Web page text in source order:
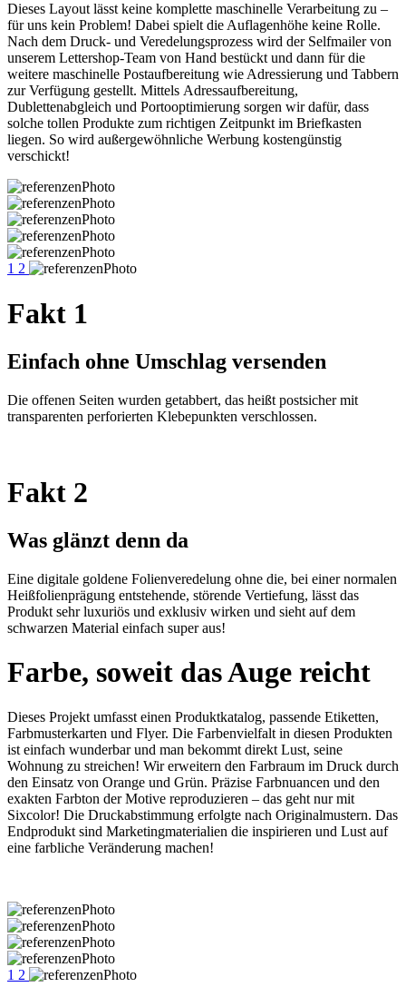
Dieses Layout lässt keine komplette maschinelle Verarbeitung zu –
für uns kein Problem! Dabei spielt die Auflagenhöhe keine Rolle.
Nach dem Druck- und Veredelungsprozess wird der Selfmailer von
unserem Lettershop-Team von Hand bestückt und dann für die
weitere maschinelle Postaufbereitung wie Adressierung und Tabbern
zur Verfügung gestellt. Mittels Adressaufbereitung,
Dublettenabgleich und Portooptimierung sorgen wir dafür, dass
solche tollen Produkte zum richtigen Zeitpunkt im Briefkasten
liegen. So wird außergewöhnliche Werbung kostengünstig
verschickt!
1 2
Fakt 1
Einfach ohne Umschlag versenden
Die offenen Seiten wurden getabbert, das heißt postsicher mit
transparenten perforierten Klebepunkten verschlossen.
Fakt 2
Was glänzt denn da
Eine digitale goldene Folienveredelung ohne die, bei einer normalen
Heißfolienprägung entstehende, störende Vertiefung, lässt das
Produkt sehr luxuriös und exklusiv wirken und sieht auf dem
schwarzen Material einfach super aus!
Farbe, soweit das Auge reicht
Dieses Projekt umfasst einen Produktkatalog, passende Etiketten,
Farbmusterkarten und Flyer. Die Farbenvielfalt in diesen Produkten
ist einfach wunderbar und man bekommt direkt Lust, seine
Wohnung zu streichen! Wir erweitern den Farbraum im Druck durch
den Einsatz von Orange und Grün. Präzise Farbnuancen und den
exakten Farbton der Motive reproduzieren – das geht nur mit
Sixcolor! Die Druckabstimmung erfolgte nach Originalmustern. Das
Endprodukt sind Marketingmaterialien die inspirieren und Lust auf
eine farbliche Veränderung machen!
1 2